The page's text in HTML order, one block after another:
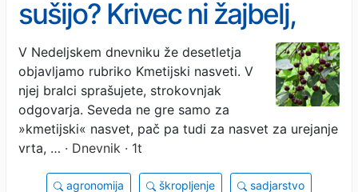
sušijo? Krivec ni žajbelj,
ampak pogosta bolezen
V Nedeljskem dnevniku že desetletja
objavljamo rubriko Kmetijski nasveti. V
njej bralci sprašujete, strokovnjak
odgovarja. Seveda ne gre samo za
»kmetijski« nasvet, pač pa tudi za nasvet za urejanje
vrta, … · Dnevnik · 1t
agronomija škropljenje sadjarstvo